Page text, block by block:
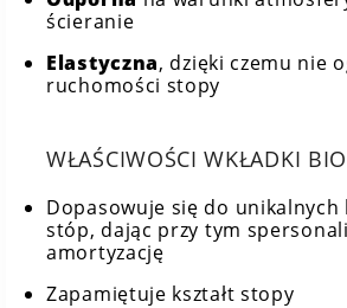
ścieranie
Elastyczna, dzięki czemu nie
ruchomości stopy
WŁAŚCIWOŚCI WKŁADKI
Dopasowuje się do unikalnych
stóp, dając przy tym
amortyzację
Zapamiętuje kształt stopy